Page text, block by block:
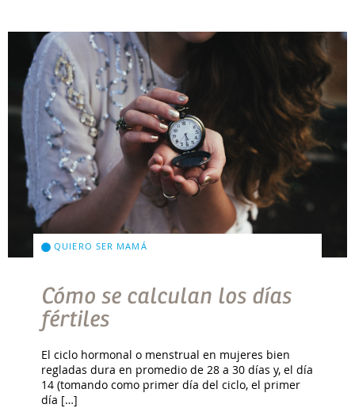
QUIERO SER MAMÁ
Cómo se calculan los días
fértiles
El ciclo hormonal o menstrual en mujeres bien
regladas dura en promedio de 28 a 30 días y, el día
14 (tomando como primer día del ciclo, el primer
día […]